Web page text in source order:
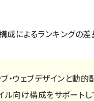
成によるランキングの差
・ウェブデザインと動的
向け構成をサポートし